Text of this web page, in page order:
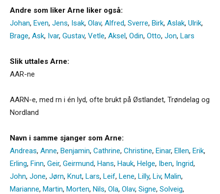
Andre som liker Arne liker også:
Johan, Even, Jens, Isak, Olav, Alfred, Sverre, Birk, Aslak, Ulrik,
Brage, Ask, Ivar, Gustav, Vetle, Aksel, Odin, Otto, Jon, Lars
Slik uttales Arne:
AAR-ne
AARN-e, med rn i én lyd, ofte brukt på Østlandet, Trøndelag og
Nordland
Navn i samme sjanger som Arne:
Andreas, Anne, Benjamin, Cathrine, Christine, Einar, Ellen, Erik,
Erling, Finn, Geir, Geirmund, Hans, Hauk, Helge, Iben, Ingrid,
John, Jone, Jørn, Knut, Lars, Leif, Lene, Lilly, Liv, Malin,
Marianne, Martin, Morten, Nils, Ola, Olav, Signe, Solveig,